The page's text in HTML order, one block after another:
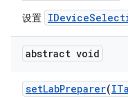
设置
abstract void
setLabPreparer(